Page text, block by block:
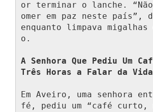
or terminar o lanche.
omer em paz neste país”,
enquanto limpava migalhas
o.
A Senhora Que Pediu Um
Três Horas a Falar da Vida
Em Aveiro, uma senhora
fé, pediu um “café curto,